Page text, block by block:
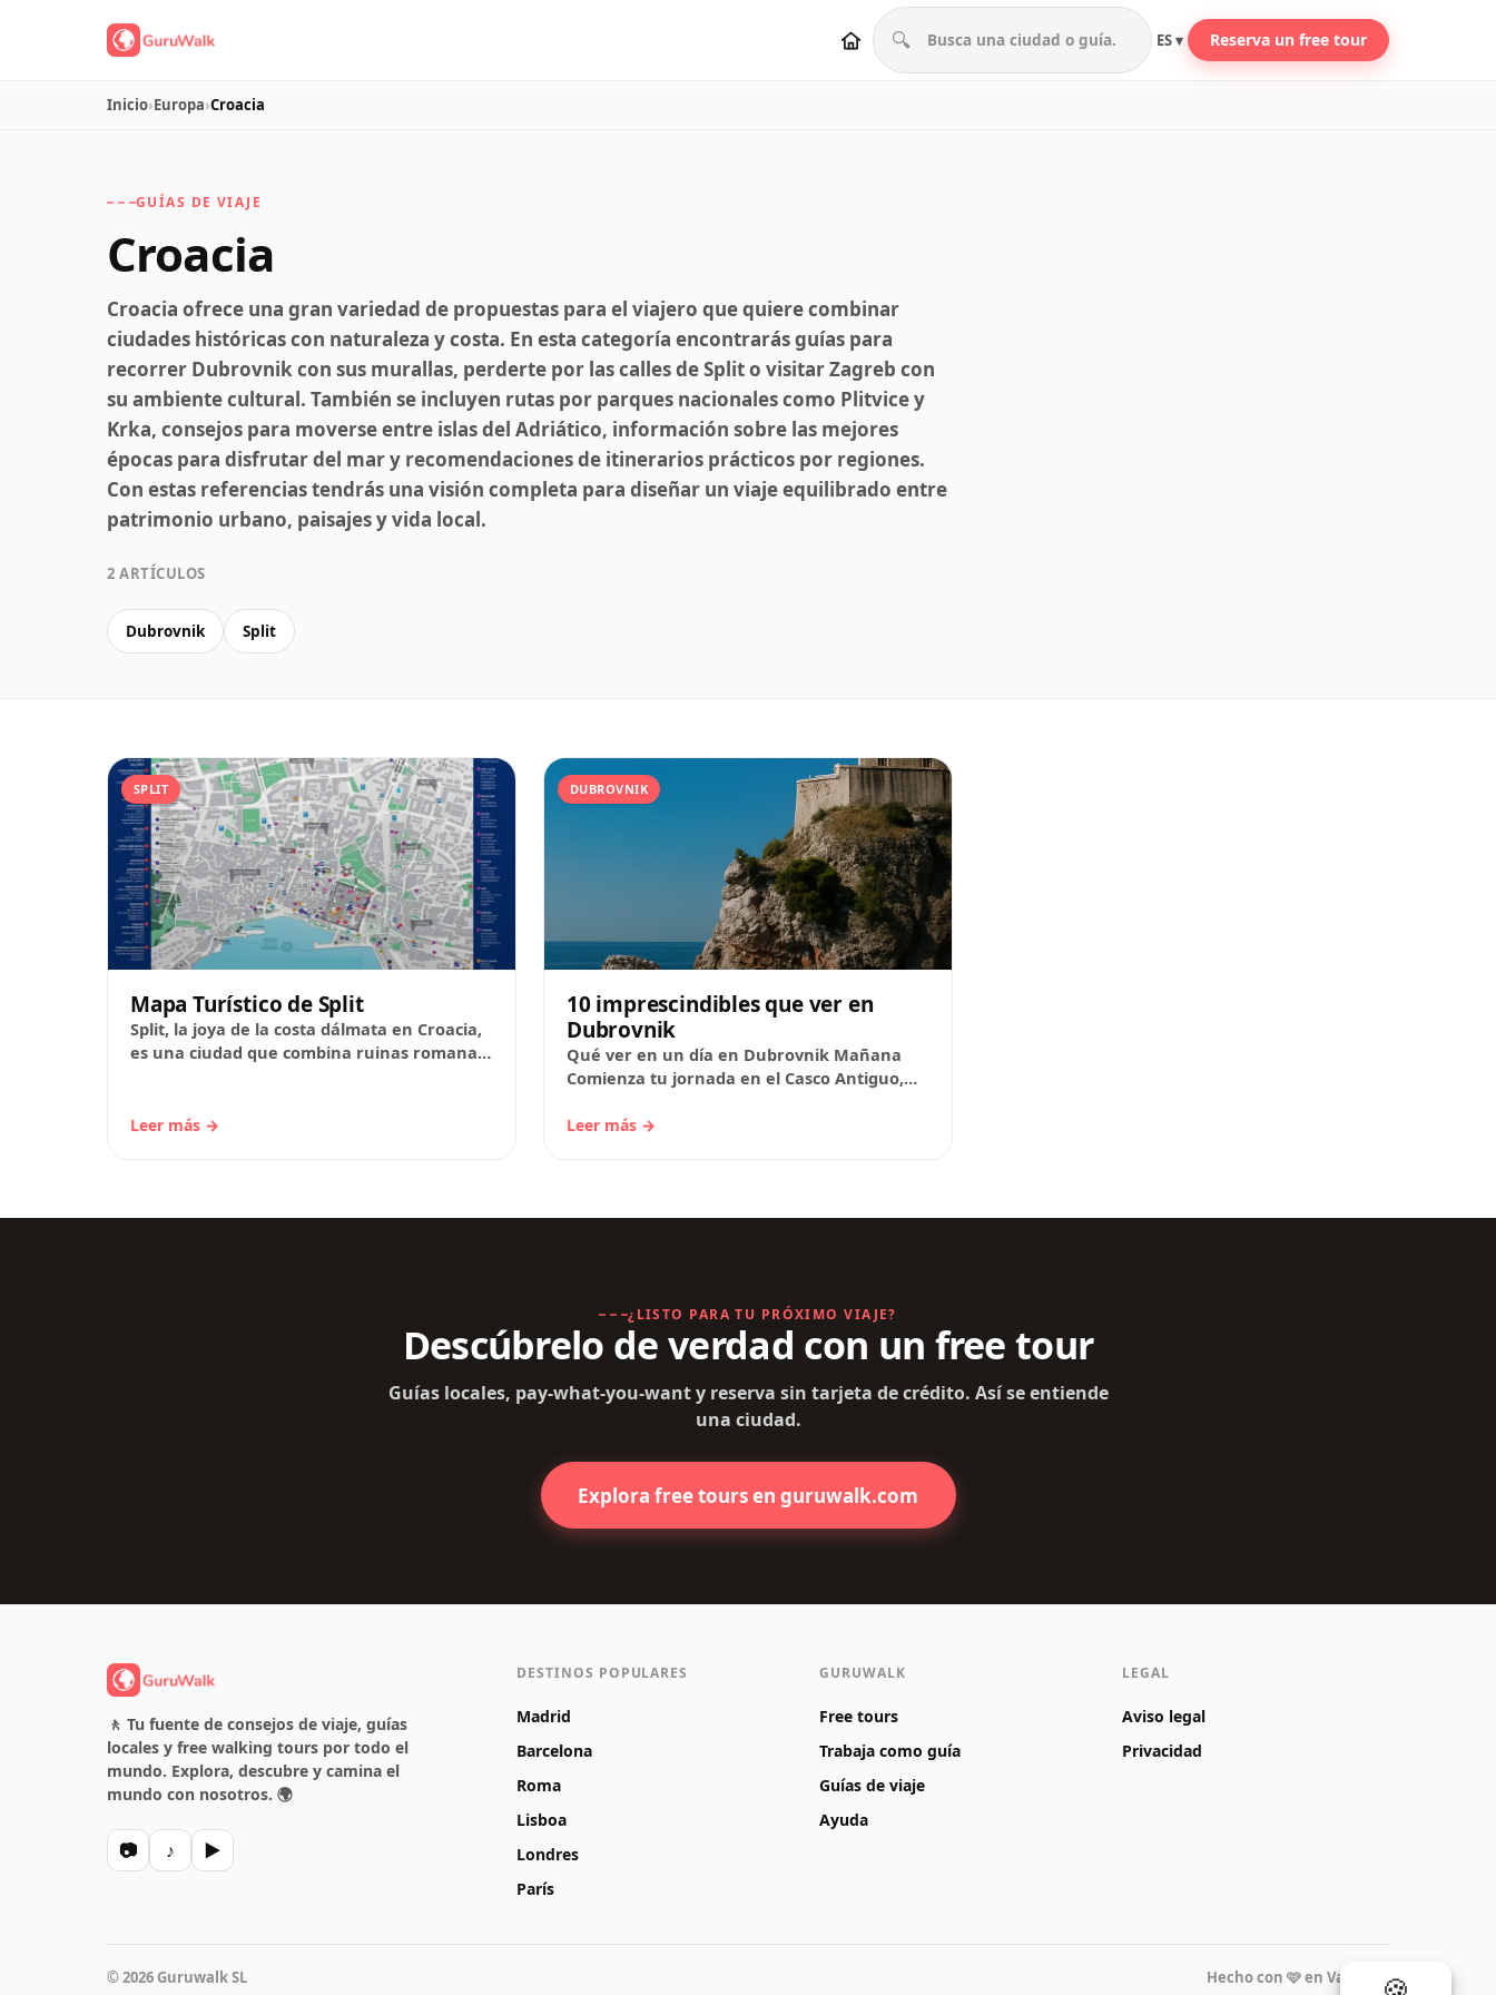
🔍 ES ▾ Reserva un free tour
Inicio›Europa›Croacia
GUÍAS DE VIAJE
Croacia
Croacia ofrece una gran variedad de propuestas para el viajero que quiere combinar
ciudades históricas con naturaleza y costa. En esta categoría encontrarás guías para
recorrer Dubrovnik con sus murallas, perderte por las calles de Split o visitar Zagreb con
su ambiente cultural. También se incluyen rutas por parques nacionales como Plitvice y
Krka, consejos para moverse entre islas del Adriático, información sobre las mejores
épocas para disfrutar del mar y recomendaciones de itinerarios prácticos por regiones.
Con estas referencias tendrás una visión completa para diseñar un viaje equilibrado entre
patrimonio urbano, paisajes y vida local.
2 ARTÍCULOS
Dubrovnik Split
SPLIT
Mapa Turístico de Split
Split, la joya de la costa dálmata en Croacia,
es una ciudad que combina ruinas romanas,
Leer más →
DUBROVNIK
10 imprescindibles que ver en
Dubrovnik
Qué ver en un día en Dubrovnik Mañana
Comienza tu jornada en el Casco Antiguo,
Humanidad por…
Leer más →
¿LISTO PARA TU PRÓXIMO VIAJE?
Descúbrelo de verdad con un free tour
Guías locales, pay-what-you-want y reserva sin tarjeta de crédito. Así se entiende
una ciudad.
Explora free tours en guruwalk.com
🚶 Tu fuente de consejos de viaje, guías
locales y free walking tours por todo el
mundo. Explora, descubre y camina el
mundo con nosotros. 🌍
📷 ♪ ▶
DESTINOS POPULARES
Madrid
Barcelona
Roma
Lisboa
Londres
París
GURUWALK
Free tours
Trabaja como guía
Guías de viaje
Ayuda
LEGAL
Aviso legal
Privacidad
© 2026 Guruwalk SL Hecho con 🩷 en Valencia